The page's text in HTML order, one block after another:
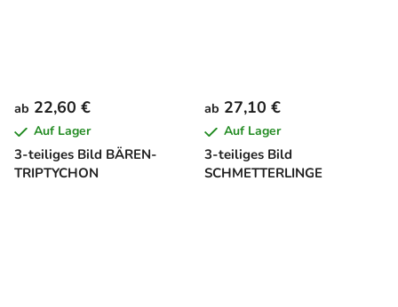
3-teiliges Bild BÄREN-
TRIPTYCHON
ab 22,60 €
Auf Lager
3-teiliges Bild
SCHMETTERLINGE
ab 27,10 €
Auf Lager